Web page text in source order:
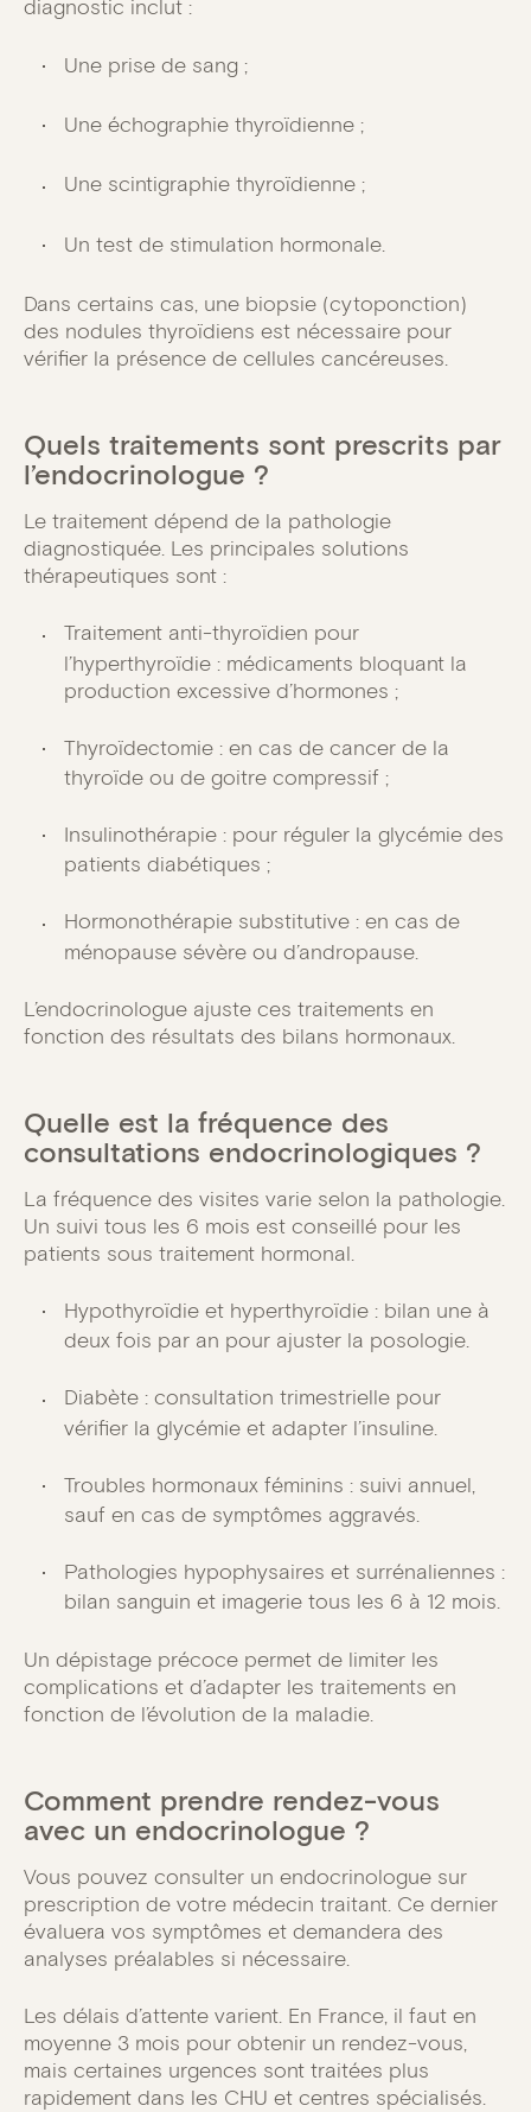
diagnostic inclut :
Une prise de sang ;
Une échographie thyroïdienne ;
Une scintigraphie thyroïdienne ;
Un test de stimulation hormonale.
Dans certains cas, une biopsie (cytoponction)
des nodules thyroïdiens est nécessaire pour
vérifier la présence de cellules cancéreuses.
Quels traitements sont prescrits par
l’endocrinologue ?
Le traitement dépend de la pathologie
diagnostiquée. Les principales solutions
thérapeutiques sont :
Traitement anti-thyroïdien pour
l’hyperthyroïdie : médicaments bloquant la
production excessive d’hormones ;
Thyroïdectomie : en cas de cancer de la
thyroïde ou de goitre compressif ;
Insulinothérapie : pour réguler la glycémie des
patients diabétiques ;
Hormonothérapie substitutive : en cas de
ménopause sévère ou d’andropause.
L’endocrinologue ajuste ces traitements en
fonction des résultats des bilans hormonaux.
Quelle est la fréquence des
consultations endocrinologiques ?
La fréquence des visites varie selon la pathologie.
Un suivi tous les 6 mois est conseillé pour les
patients sous traitement hormonal.
Hypothyroïdie et hyperthyroïdie : bilan une à
deux fois par an pour ajuster la posologie.
Diabète : consultation trimestrielle pour
vérifier la glycémie et adapter l’insuline.
Troubles hormonaux féminins : suivi annuel,
sauf en cas de symptômes aggravés.
Pathologies hypophysaires et surrénaliennes :
bilan sanguin et imagerie tous les 6 à 12 mois.
Un dépistage précoce permet de limiter les
complications et d’adapter les traitements en
fonction de l’évolution de la maladie.
Comment prendre rendez-vous
avec un endocrinologue ?
Vous pouvez consulter un endocrinologue sur
prescription de votre médecin traitant. Ce dernier
évaluera vos symptômes et demandera des
analyses préalables si nécessaire.
Les délais d’attente varient. En France, il faut en
moyenne 3 mois pour obtenir un rendez-vous,
mais certaines urgences sont traitées plus
rapidement dans les CHU et centres spécialisés.